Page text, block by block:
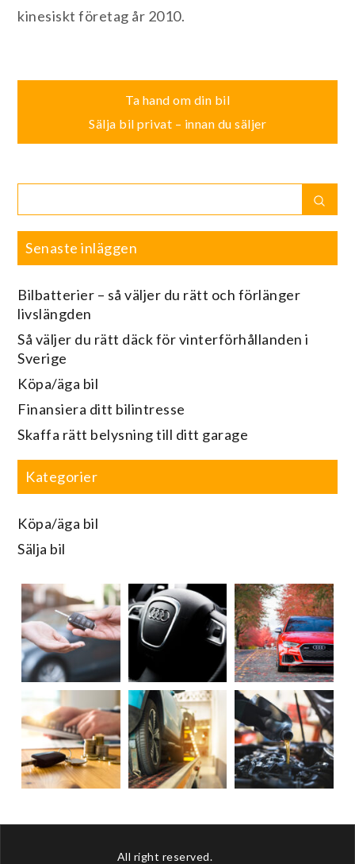
kinesiskt företag år 2010.
Inläggsnavigering
Ta hand om din bil
Sälja bil privat – innan du säljer
for:
Senaste inläggen
Bilbatterier – så väljer du rätt och förlänger
livslängden
Så väljer du rätt däck för vinterförhållanden i
Sverige
Köpa/äga bil
Finansiera ditt bilintresse
Skaffa rätt belysning till ditt garage
Kategorier
Köpa/äga bil
Sälja bil